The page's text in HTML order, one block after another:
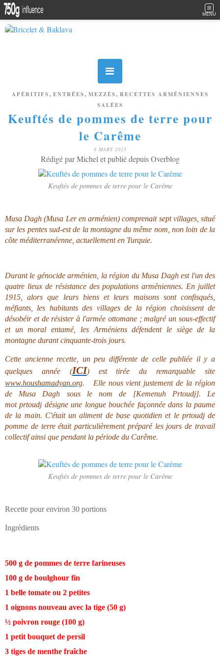
MENU
APÉRITIFS, ENTRÉES, MEZZÉS, RECETTES ARMÉNIENNES
SALÉES
Keuftés de pommes de terre pour
le Carême
8 MARS 2025
Rédigé par Michel et publié depuis Overblog
Keuftés de pommes de terre pour le Carême
Musa Dagh (Musa Ler en arménien) comprenait sept villages, situé
sur les pentes sud-est de la montagne du même nom, non loin de la
côte méditerranéenne, actuellement en Turquie.
Durant le génocide arménien, la région du Musa Dagh est l'un des
quatre lieux de résistance des populations arméniennes. En juillet
1915, alors que leurs biens et leurs maisons sont confisqués,
méfiants, les habitants des villages de la région choisissent de
désobéir et de résister à l'armée ottomane ; malgré un sous-effectif
et un moral entamé, les Arméniens défendent le siège de la
montagne durant cinquante-trois jours.
Cette ancienne recette, un peu différente de celle publiée il y a
quelques année (ICI) est tirée du remarquable site
www.houshamadyan.org. Elle nous vient justement de la région
de Musa Dagh sous le nom de [Kemenuh Prtoudj]. Le
mot prtoudj désigne une longue bouchée façonnée dans la paume
de la main. C'était un aliment de base quotidien et le prtoudj de
pomme de terre était particulièrement préparé les jours de travail
collectif ainsi que pendant la période du Carême.
Keuftés de pommes de terre pour le Carême
Recette pour environ 30 portions
Ingrédients
500 g de pommes de terre farineuses
100 g de boulghour fin
1 belle tomate ou 2 petites
1 oignons nouveau avec la tige (50 g)
½ poivron rouge (100 g)
1 petit bouquet de persil
3 tiges de menthe fraîche